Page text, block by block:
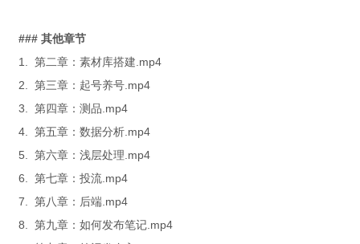
### 其他章节
1. 第二章：素材库搭建.mp4
2. 第三章：起号养号.mp4
3. 第四章：测品.mp4
4. 第五章：数据分析.mp4
5. 第六章：浅层处理.mp4
6. 第七章：投流.mp4
7. 第八章：后端.mp4
8. 第九章：如何发布笔记.mp4